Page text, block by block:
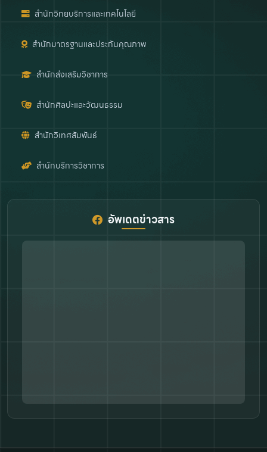
สำนักวิทยบริการและเทคโนโลยี
สำนักมาตรฐานและประกันคุณภาพ
สำนักส่งเสริมวิชาการ
สำนักศิลปะและวัฒนธรรม
สำนักวิเทศสัมพันธ์
สำนักบริการวิชาการ
อัพเดตข่าวสาร